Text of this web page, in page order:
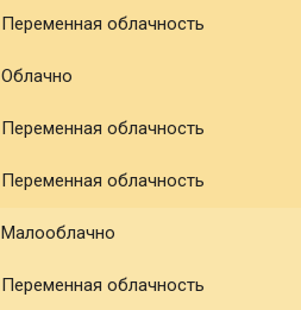
Переменная облачность
Облачно
Переменная облачность
Переменная облачность
Малооблачно
Переменная облачность